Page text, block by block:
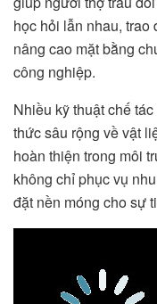
học hỏi lẫn nhau,
nâng cao mặt bằng
công nghiệp.
Nhiều kỹ thuật chế
thức sâu rộng về vật
hoàn thiện trong môi
không chỉ phục vụ
đặt nền móng cho sự